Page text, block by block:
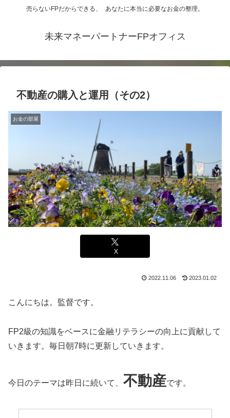
売らないFPだからできる、 あなたに本当に必要なお金の整理。
未来マネーパートナーFPオフィス
不動産の購入と運用（その2）
お金の部屋
X
2022.11.06 2023.01.02
こんにちは。監督です。
FP2級の知識をベースに金融リテラシーの向上に貢献して
いきます。毎日朝7時に更新していきます。
今日のテーマは昨日に続いて、 不動産です。